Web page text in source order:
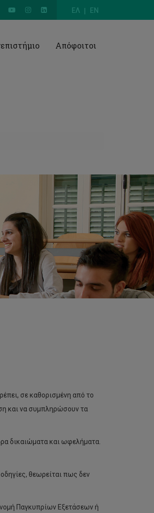
ΕΛ EN
Απόφοιτοι
σε καθορισμένη από το
και να συμπληρώσουν τα
δικαιώματα και ωφελήματα.
θεωρείται πως δεν
Παγκυπρίων Εξετάσεων ή